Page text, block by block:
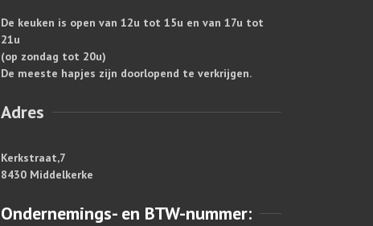
De keuken is open van 12u tot 15u en van 17u tot
21u
(op zondag tot 20u)
De meeste hapjes zijn doorlopend te verkrijgen.
Adres
Kerkstraat,7
8430 Middelkerke
Ondernemings- en BTW-nummer: